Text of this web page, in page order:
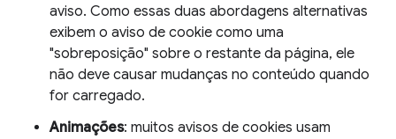
aviso. Como essas duas abordagens alternativas
exibem o aviso de cookie como uma
"sobreposição" sobre o restante da página, ele
não deve causar mudanças no conteúdo quando
for carregado.
Animações: muitos avisos de cookies usam